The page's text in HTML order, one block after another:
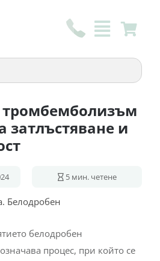
тромбемболизъм
затлъстяване и
5 мин. четене
белодробен
процес, при който се